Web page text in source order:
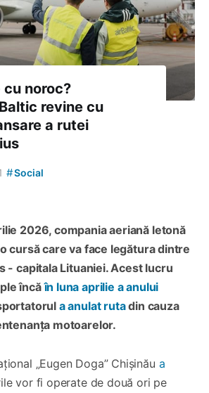
cu noroc?
revine cu
a rutei
#Social
2026, compania aeriană letonă
cursă care va face legătura dintre
- capitala Lituaniei. Acest lucru
încăîn luna aprilie a anului
a anulat rutadin cauza
motoarelor.
„Eugen Doga” Chișinău a
vor fi operate de două ori pe